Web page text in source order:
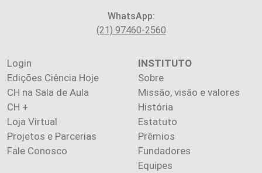
WhatsApp:
(21) 97460-2560
Login
Edições Ciência Hoje
CH na Sala de Aula
CH +
Loja Virtual
Projetos e Parcerias
Fale Conosco
INSTITUTO
Sobre
Missão, visão e valores
História
Estatuto
Prêmios
Fundadores
Equipes